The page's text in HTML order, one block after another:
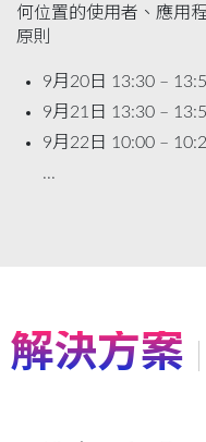
何位置的使用者、應用
原則
9月20日 13:30 –
9月21日 13:30 –
9月22日 10:00 –
...
解決方案